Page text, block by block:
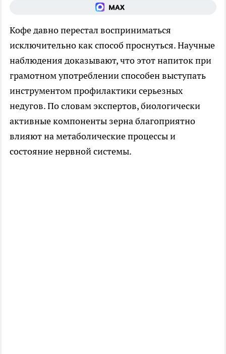
Кофе давно перестал восприниматься
исключительно как способ проснуться. Научные
наблюдения доказывают, что этот напиток при
грамотном употреблении способен выступать
инструментом профилактики серьезных
недугов. По словам экспертов, биологически
активные компоненты зерна благоприятно
влияют на метаболические процессы и
состояние нервной системы.